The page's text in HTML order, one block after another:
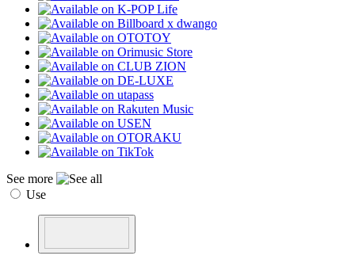
See more
Use